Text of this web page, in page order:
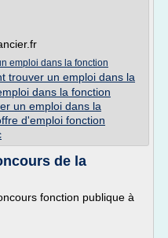
emploi dans la fonction
trouver un emploi dans la
dans la fonction
un emploi dans la
d'emploi fonction
de la
fonction publique à